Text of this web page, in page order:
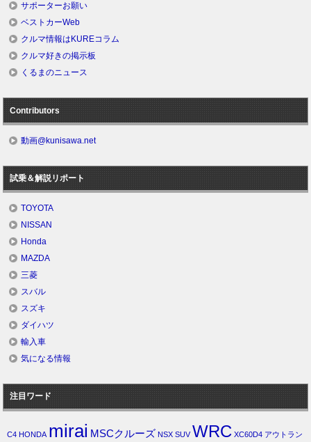
サポーターお願い
ベストカーWeb
クルマ情報はKUREコラム
クルマ好きの掲示板
くるまのニュース
Contributors
動画@kunisawa.net
試乗＆解説リポート
TOYOTA
NISSAN
Honda
MAZDA
三菱
スバル
スズキ
ダイハツ
輸入車
気になる情報
注目ワード
C4 HONDA mirai MSCクルーズ NSX SUV WRC XC60D4 アウトラン